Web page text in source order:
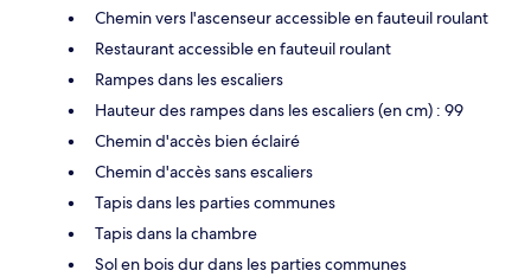
Chemin vers l'ascenseur accessible en fauteuil roulant
Restaurant accessible en fauteuil roulant
Rampes dans les escaliers
Hauteur des rampes dans les escaliers (en cm) : 99
Chemin d'accès bien éclairé
Chemin d'accès sans escaliers
Tapis dans les parties communes
Tapis dans la chambre
Sol en bois dur dans les parties communes